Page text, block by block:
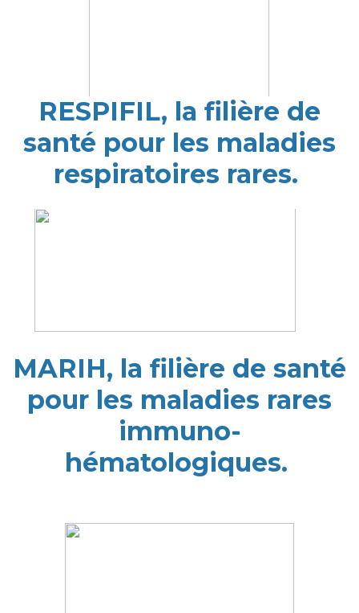
RESPIFIL, la filière de
santé pour les maladies
respiratoires rares.
MARIH, la filière de santé
pour les maladies rares
immuno-
hématologiques.